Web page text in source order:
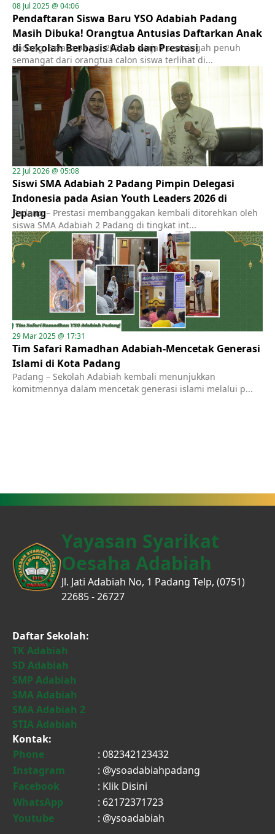
08 Jul 2025 @ 04:06
Pendaftaran Siswa Baru YSO Adabiah Padang
Masih Dibuka! Orangtua Antusias Daftarkan Anak
di Sekolah Berbasis Adab dan Prestasi
Padang, Selasa 08 Juli 2025 — Wajah semringah penuh
semangat dari orangtua calon siswa terlihat di...
22 Jul 2026 @ 05:08
Siswi SMA Adabiah 2 Padang Pimpin Delegasi
Indonesia pada Asian Youth Leaders 2026 di
Jepang
Padang – Prestasi membanggakan kembali ditorehkan oleh
siswa SMA Adabiah 2 Padang di tingkat int...
29 Mar 2025 @ 17:31
Tim Safari Ramadhan Adabiah-Mencetak Generasi
Islami di Kota Padang
Padang – Sekolah Adabiah kembali menunjukkan
komitmennya dalam mencetak generasi islami melalui p...
Yayasan Syarikat
Oesaha Adabiah
Jl. Jati Adabiah No, 1 Padang Telp, (0751)
22685 - 26727
Daftar Sekolah:
TK Adabiah
SD Adabiah
SMP Adabiah
SMA Adabiah
SMA Adabiah 2
STIA Adabiah
Kontak:
Phone
: 082342123432
Instagram
: @ysoadabiahpadang
Facebook
: Klik Disini
WhatsApp
: 62172371723
Youtube
: @ysoadabiah